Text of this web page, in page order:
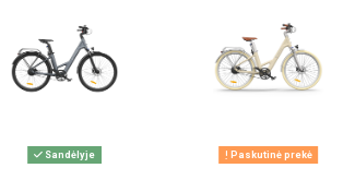
Sandėlyje Paskutinė prekė